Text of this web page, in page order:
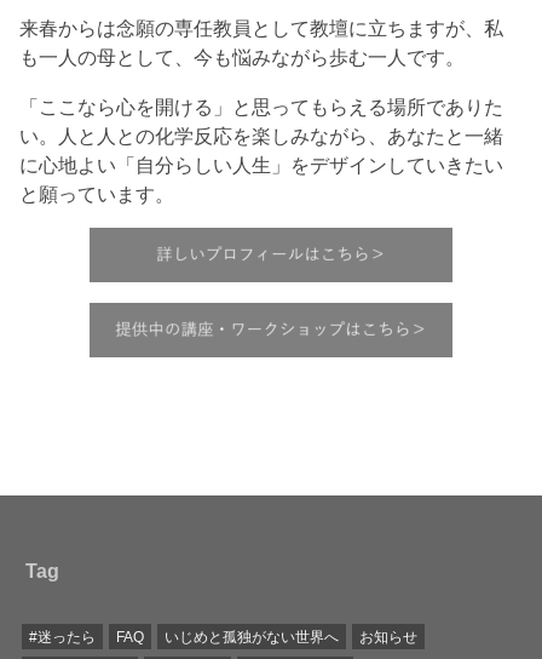
来春からは念願の専任教員として教壇に立ちますが、私
も一人の母として、今も悩みながら歩む一人です。
「ここなら心を開ける」と思ってもらえる場所でありた
い。人と人との化学反応を楽しみながら、あなたと一緒
に心地よい「自分らしい人生」をデザインしていきたい
と願っています。
Tag
#迷ったら FAQ いじめと孤独がない世界へ
お知らせ